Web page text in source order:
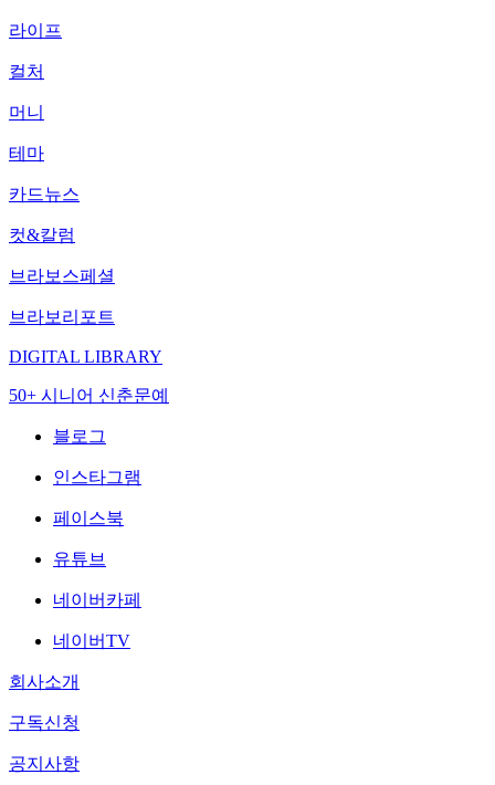
라이프
컬처
머니
테마
카드뉴스
컷&칼럼
브라보스페셜
브라보리포트
DIGITAL LIBRARY
50+ 시니어 신춘문예
블로그
인스타그램
페이스북
유튜브
네이버카페
네이버TV
회사소개
구독신청
공지사항